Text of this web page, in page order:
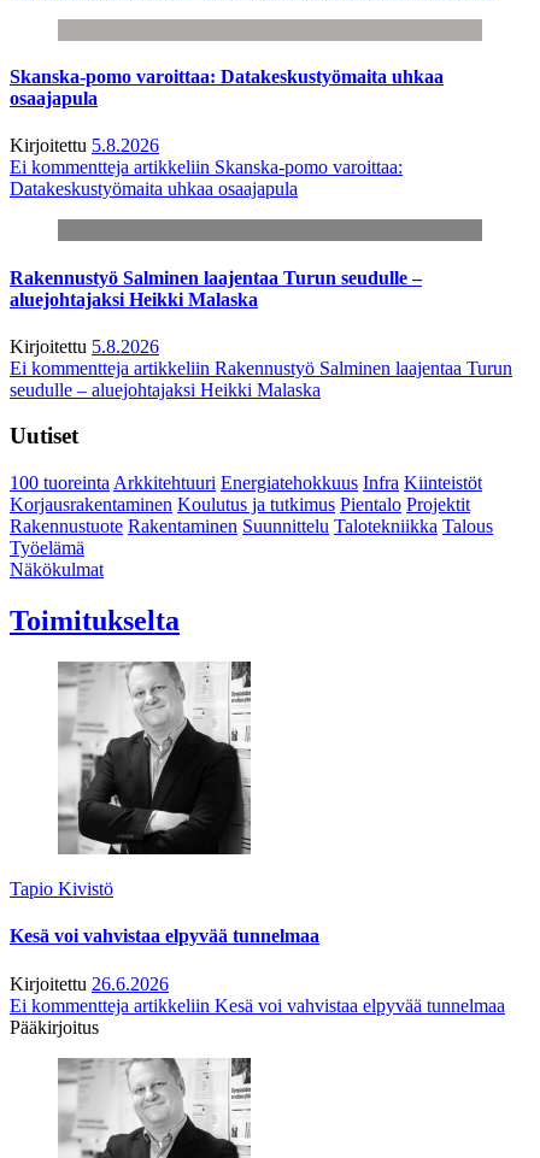
Skanska-pomo varoittaa: Datakeskustyömaita uhkaa
osaajapula
Kirjoitettu 5.8.2026
Ei kommentteja artikkeliin Skanska-pomo varoittaa:
Datakeskustyömaita uhkaa osaajapula
Rakennustyö Salminen laajentaa Turun seudulle –
aluejohtajaksi Heikki Malaska
Kirjoitettu 5.8.2026
Ei kommentteja artikkeliin Rakennustyö Salminen laajentaa Turun
seudulle – aluejohtajaksi Heikki Malaska
Uutiset
100 tuoreinta Arkkitehtuuri Energiatehokkuus Infra Kiinteistöt
Korjausrakentaminen Koulutus ja tutkimus Pientalo Projektit
Rakennustuote Rakentaminen Suunnittelu Talotekniikka Talous
Työelämä
Näkökulmat
Toimitukselta
Tapio Kivistö
Kesä voi vahvistaa elpyvää tunnelmaa
Kirjoitettu 26.6.2026
Ei kommentteja artikkeliin Kesä voi vahvistaa elpyvää tunnelmaa
Pääkirjoitus